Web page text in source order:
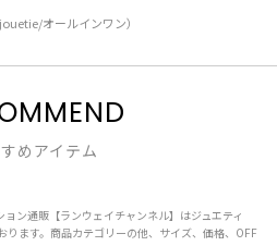
オールインワン）
めアイテム
ン通販【ランウェイチャンネル】はジュエティ
ります。商品カテゴリーの他、サイズ、価格、OFF